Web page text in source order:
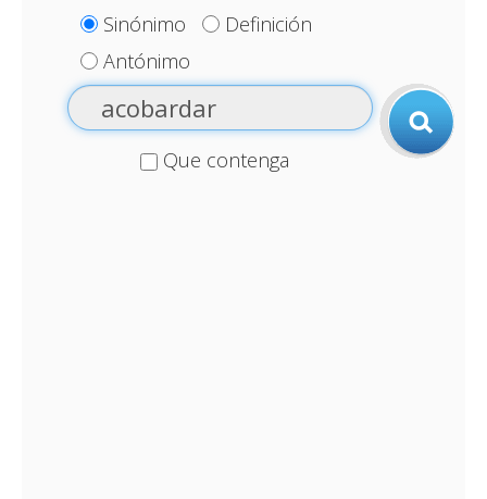
Sinónimo
Definición
Antónimo
Que contenga